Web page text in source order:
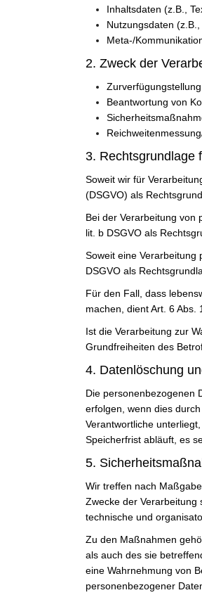
Inhaltsdaten (z.B.,
Nutzungsdaten
Meta-/
2. Zweck der
Beantwortung von
3. Rechtsgrundlage
Soweit wir für
(DSGVO) als
Bei der Verarbeitung von
lit. b DSGVO als
Soweit eine Verarbeitung
DSGVO als
Für den Fall, dass
machen, dient Art. 6 Abs.
Ist die Verarbeitung zur
Grundfreiheiten des
4. Datenlöschung
Die personenbezogenen
erfolgen, wenn dies
Verantwortliche
Speicherfrist abläuft, es
5.
Wir treffen nach
Zwecke der Verarbeitung
technische und
Zu den Maßnahmen
als auch des sie
eine Wahrnehmung von
personenbezogener